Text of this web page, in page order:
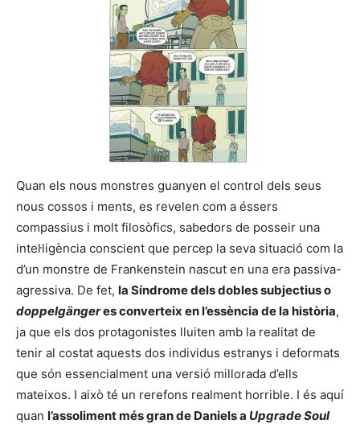
Quan els nous monstres guanyen el control dels seus
nous cossos i ments, es revelen com a éssers
compassius i molt filosòfics, sabedors de posseir una
intel·ligència conscient que percep la seva situació com la
d’un monstre de Frankenstein nascut en una era passiva-
agressiva. De fet, la Síndrome dels dobles subjectius o
doppelgängeres converteix en l’essència de la història,
ja que els dos protagonistes lluiten amb la realitat de
tenir al costat aquests dos individus estranys i deformats
que són essencialment una versió millorada d’ells
mateixos. I això té un rerefons realment horrible. I és aquí
quan l’assoliment més gran de Daniels a Upgrade Soul